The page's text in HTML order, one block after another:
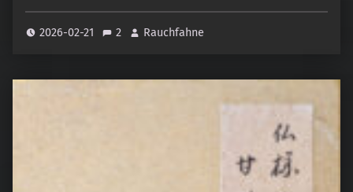
2026-02-21 2 Rauchfahne